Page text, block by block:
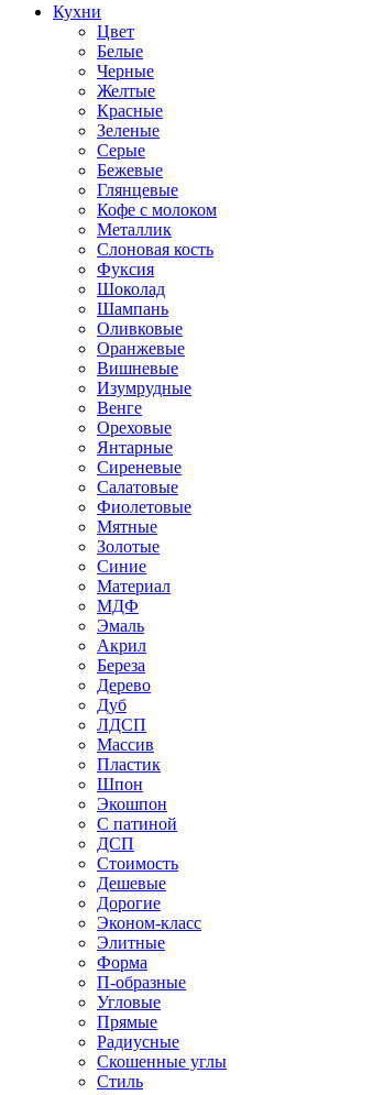
Кухни
Цвет
Белые
Черные
Желтые
Красные
Зеленые
Серые
Бежевые
Глянцевые
Кофе с молоком
Металлик
Слоновая кость
Фуксия
Шоколад
Шампань
Оливковые
Оранжевые
Вишневые
Изумрудные
Венге
Ореховые
Янтарные
Сиреневые
Салатовые
Фиолетовые
Мятные
Золотые
Синие
Материал
МДФ
Эмаль
Акрил
Береза
Дерево
Дуб
ЛДСП
Массив
Пластик
Шпон
Экошпон
С патиной
ДСП
Стоимость
Дешевые
Дорогие
Эконом-класс
Элитные
Форма
П-образные
Угловые
Прямые
Радиусные
Скошенные углы
Стиль